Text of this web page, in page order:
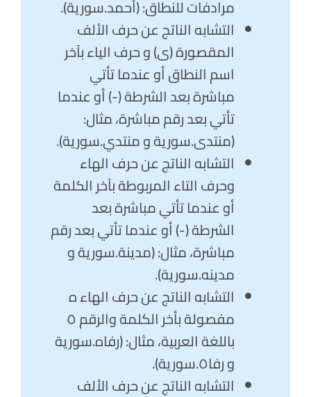
مرادفات للنطاق: (أحمد.سورية).
التشابه الناتج عن حرف الألف
المقصورة (ى) و حرف الياء بآخر
اسم النطاق أو عندما تأتي
مباشرة بعد الشرطة (-) أو عندما
تأتي بعد رقم مباشرة، مثال:
(منتدى.سورية و منتدي.سورية).
التشابه الناتج عن حرف الهاء
وحرف التاء المربوطة بآخر الكلمة
أو عندما تأتي مباشرة بعد
الشرطة (-) أو عندما تأتي بعد رقم
مباشرة، مثال: (مدينة.سورية و
مدينه.سورية).
التشابه الناتج عن حرف الهاء ه
مفصولة بأخر الكلمة والرقم ٥
باللغة العربية، مثال: (رفاه.سورية
و رفا٥.سورية).
التشابه الناتج عن حرف الألف